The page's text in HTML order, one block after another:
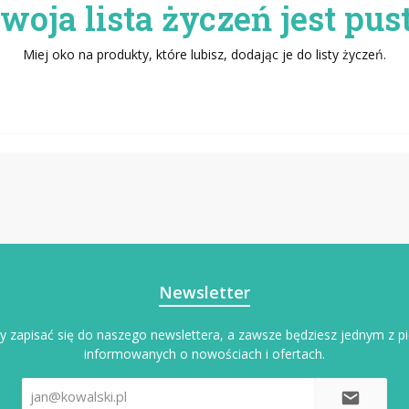
lista życzeń jest
Miej oko na produkty, które lubisz, dodając je do listy życzeń.
Newsletter
zapisać się do naszego newslettera, a zawsze będziesz jednym z
informowanych o nowościach i ofertach.